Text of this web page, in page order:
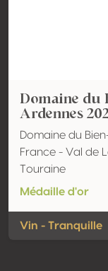
Domaine du
Ardennes
Domaine du
France - Val de
Touraine
Médaille d'or
Vin - Tranquille